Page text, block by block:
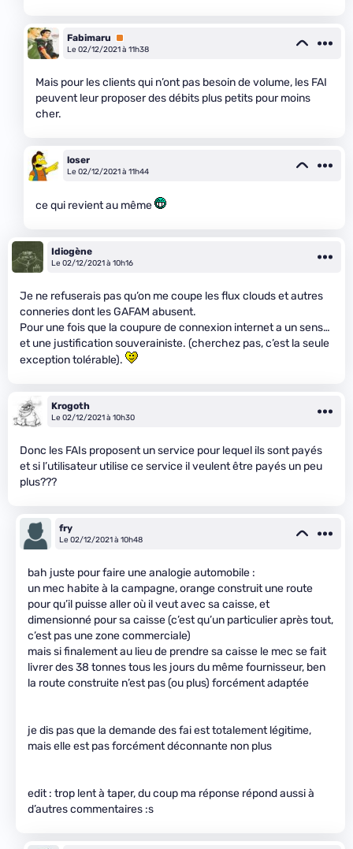
Fabimaru
Premium
Le 02/12/2021 à 11h38
Mais pour les clients qui n’ont pas besoin de volume, les FAI
peuvent leur proposer des débits plus petits pour moins
cher.
loser
Le 02/12/2021 à 11h44
ce qui revient au même
Idiogène
Le 02/12/2021 à 10h16
Je ne refuserais pas qu’on me coupe les flux clouds et autres
conneries dont les GAFAM abusent.
Pour une fois que la coupure de connexion internet a un sens…
et une justification souverainiste. (cherchez pas, c’est la seule
exception tolérable).
Krogoth
Le 02/12/2021 à 10h30
Donc les FAIs proposent un service pour lequel ils sont payés
et si l’utilisateur utilise ce service il veulent être payés un peu
plus???
fry
Le 02/12/2021 à 10h48
bah juste pour faire une analogie automobile :
un mec habite à la campagne, orange construit une route
pour qu’il puisse aller où il veut avec sa caisse, et
dimensionné pour sa caisse (c’est qu’un particulier après tout,
c’est pas une zone commerciale)
mais si finalement au lieu de prendre sa caisse le mec se fait
livrer des 38 tonnes tous les jours du même fournisseur, ben
la route construite n’est pas (ou plus) forcément adaptée
je dis pas que la demande des fai est totalement légitime,
mais elle est pas forcément déconnante non plus
edit : trop lent à taper, du coup ma réponse répond aussi à
d’autres commentaires :s